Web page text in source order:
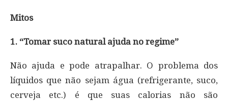
Mitos
1. “Tomar suco natural ajuda no regime”
Não ajuda e pode atrapalhar. O problema dos
líquidos que não sejam água (refrigerante, suco,
cerveja etc.) é que suas calorias não são